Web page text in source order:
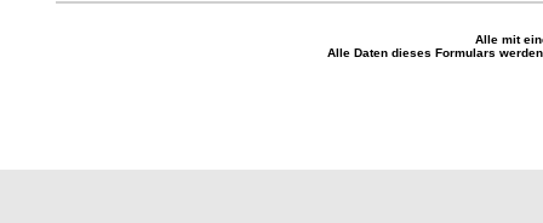
Alle mit
Alle Daten dieses Formulars